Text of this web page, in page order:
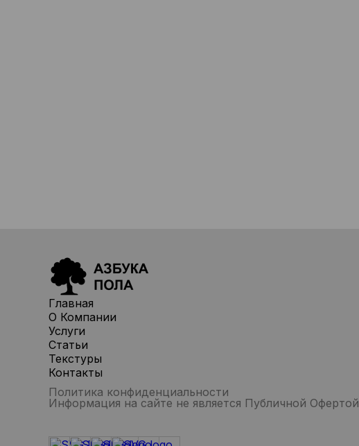
Главная
О Компании
Услуги
Статьи
Текстуры
Контакты
Политика конфиденциальности
Информация на сайте не является Публичной Офертой